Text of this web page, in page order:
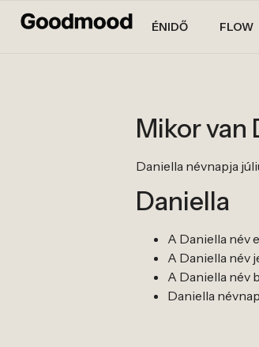
ÉNIDŐ FLOW
Mikor van
Daniella névnapja
Daniella
A Daniella név
A Daniella név
A Daniella név
Daniella